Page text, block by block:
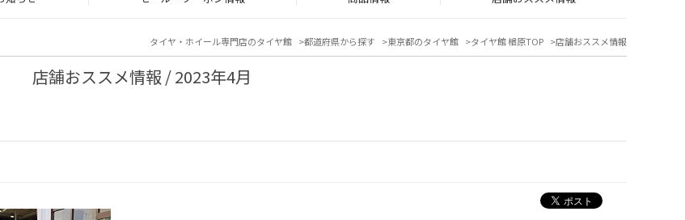
タイヤ・ホイール専門店のタイヤ館 都道府県から探す 東京都のタイヤ館 タイヤ館 楢原TOP 店舗おススメ情報
店舗おススメ情報 / 2023年4月